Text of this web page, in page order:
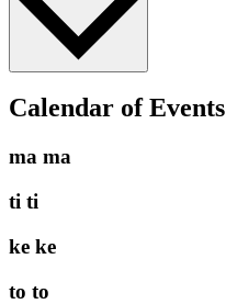
Calendar of Events
ma ma
ti ti
ke ke
to to